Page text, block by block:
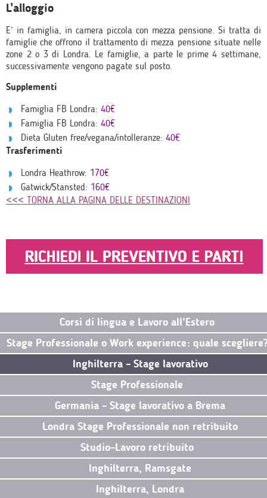
L’alloggio
E’ in famiglia, in camera piccola con mezza pensione. Si tratta di
famiglie che offrono il trattamento di mezza pensione situate nelle
zone 2 o 3 di Londra. Le famiglie, a parte le prime 4 settimane,
successivamente vengono pagate sul posto.
Supplementi
Famiglia FB Londra: 40€
Famiglia FB Londra: 40€
Dieta Gluten free/vegana/intolleranze: 40€
Trasferimenti
Londra Heathrow: 170€
Gatwick/Stansted: 160€
<<< TORNA ALLA PAGINA DELLE DESTINAZIONI
Corsi di lingua e Lavoro all’Estero
Stage Professionale o Work experience: quale
Inghilterra – Stage lavorativo
Stage Professionale
Germania – Stage lavorativo a Brema
Londra Stage Professionale non retribuito
Studio-Lavoro retribuito
Inghilterra, Ramsgate
Inghilterra, Londra